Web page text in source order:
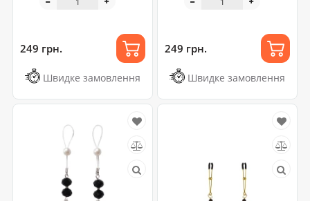
мятный
249 грн.
Швидке замовлення
синий
249 грн.
Швидке замовлення